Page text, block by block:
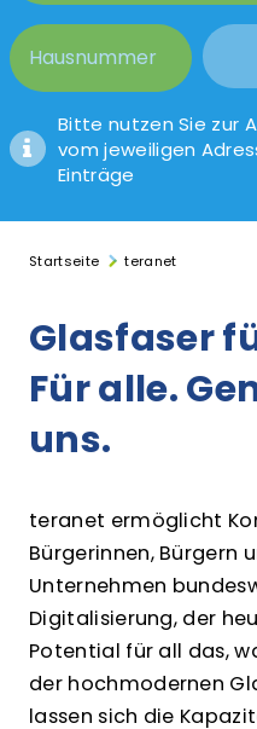
Bitte nutzen Sie zur
vom jeweiligen
Einträge
Startseite teranet
Glasfaser
Für alle.
uns.
teranet ermöglicht
Bürgerinnen, Bürgern
Unternehmen
Digitalisierung, der
Potential für all das,
der hochmodernen
lassen sich die